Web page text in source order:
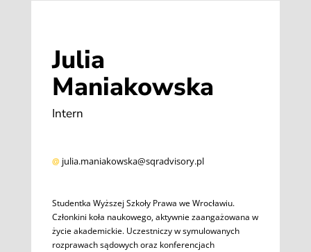
Julia
Maniakowska
Intern
@ julia.maniakowska@sqradvisory.pl
Studentka Wyższej Szkoły Prawa we Wrocławiu.
Członkini koła naukowego, aktywnie zaangażowana w
życie akademickie. Uczestniczy w symulowanych
rozprawach sądowych oraz konferencjach